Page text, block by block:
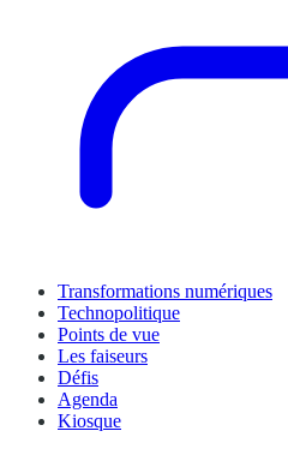
Transformations numériques
Technopolitique
Points de vue
Les faiseurs
Défis
Agenda
Kiosque